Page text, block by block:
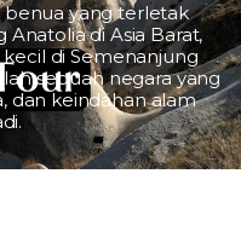
benua yang terletak
di Asia Barat,
di Semenanjung
sebuah negara yang
dan keindahan alam